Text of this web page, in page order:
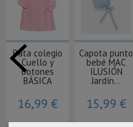
Bata colegio
Cuello y
Botones
BÁSICA
16,99 €
Capota punto
bebé MAC
ILUSIÓN
Jardín...
15,99 €